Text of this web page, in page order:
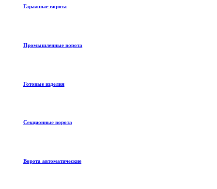
Гаражные ворота
Промышленные ворота
Готовые изделия
Секционные ворота
Ворота автоматические